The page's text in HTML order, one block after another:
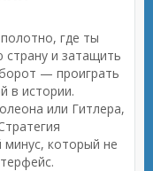
где ты
и затащить
— проиграть
в истории.
или Гитлера,
минус, который не